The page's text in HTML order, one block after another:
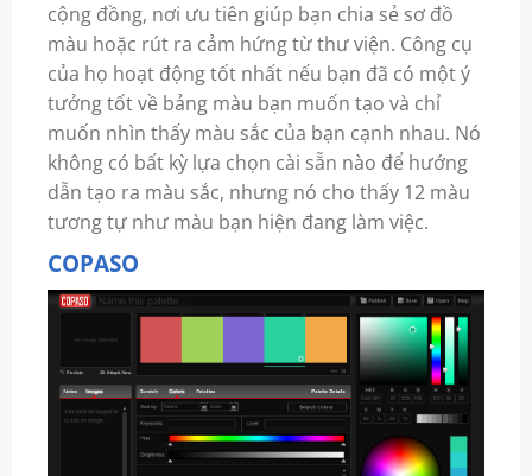
cộng đồng, nơi ưu tiên giúp bạn chia sẻ sơ đồ
màu hoặc rút ra cảm hứng từ thư viện. Công cụ
của họ hoạt động tốt nhất nếu bạn đã có một ý
tưởng tốt về bảng màu bạn muốn tạo và chỉ
muốn nhìn thấy màu sắc của bạn cạnh nhau. Nó
không có bất kỳ lựa chọn cài sẵn nào để hướng
dẫn tạo ra màu sắc, nhưng nó cho thấy 12 màu
tương tự như màu bạn hiện đang làm việc.
COPASO